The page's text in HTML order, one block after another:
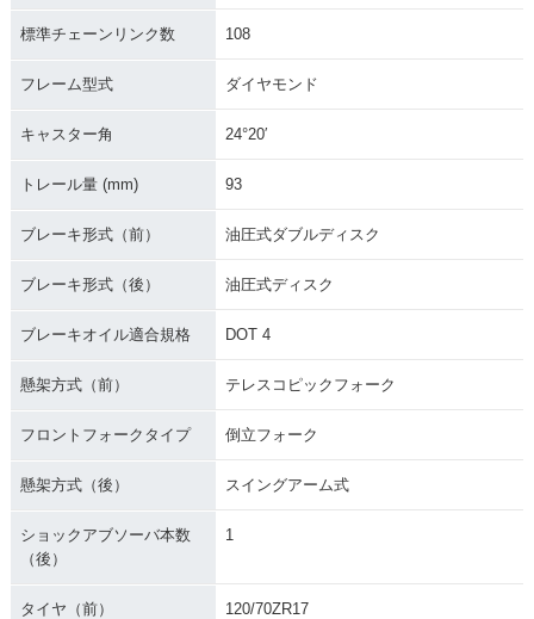
標準チェーンリンク数 108
フレーム型式 ダイヤモンド
キャスター角 24°20′
トレール量 (mm) 93
ブレーキ形式（前） 油圧式ダブルディスク
ブレーキ形式（後） 油圧式ディスク
ブレーキオイル適合規格 DOT 4
懸架方式（前） テレスコピックフォーク
フロントフォークタイプ 倒立フォーク
懸架方式（後） スイングアーム式
ショックアブソーバ本数
（後）
1
タイヤ（前） 120/70ZR17